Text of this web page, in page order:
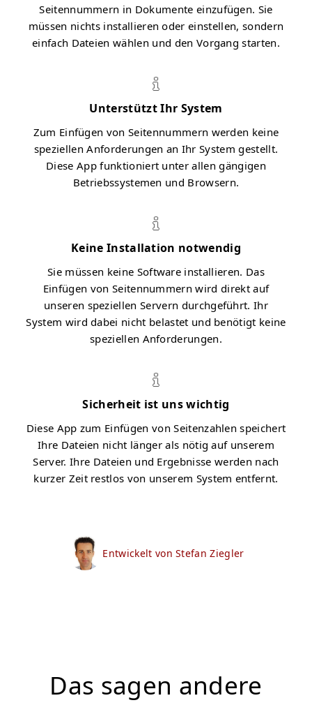
Seitennummern in Dokumente einzufügen. Sie
müssen nichts installieren oder einstellen, sondern
einfach Dateien wählen und den Vorgang starten.
Unterstützt Ihr System
Zum Einfügen von Seitennummern werden keine
speziellen Anforderungen an Ihr System gestellt.
Diese App funktioniert unter allen gängigen
Betriebssystemen und Browsern.
Keine Installation notwendig
Sie müssen keine Software installieren. Das
Einfügen von Seitennummern wird direkt auf
unseren speziellen Servern durchgeführt. Ihr
System wird dabei nicht belastet und benötigt keine
speziellen Anforderungen.
Sicherheit ist uns wichtig
Diese App zum Einfügen von Seitenzahlen speichert
Ihre Dateien nicht länger als nötig auf unserem
Server. Ihre Dateien und Ergebnisse werden nach
kurzer Zeit restlos von unserem System entfernt.
Entwickelt von Stefan Ziegler
Das sagen andere